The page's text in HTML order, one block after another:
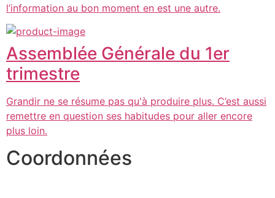
l’information au bon moment en est une autre.
Assemblée Générale du 1er
trimestre
Grandir ne se résume pas qu'à produire plus. C’est aussi
remettre en question ses habitudes pour aller encore
plus loin.
Coordonnées